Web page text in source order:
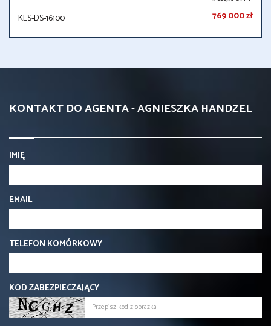
KLS-DS-16100 769 000 zł
KONTAKT DO AGENTA - AGNIESZKA HANDZEL
IMIĘ
EMAIL
TELEFON KOMÓRKOWY
KOD ZABEZPIECZAJĄCY